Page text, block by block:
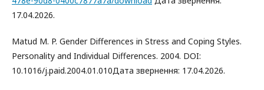
17.04.2026.
Matud M. P. Gender Differences in Stress and Coping Styles.
Personality and Individual Differences. 2004. DOI:
10.1016/j.paid.2004.01.010Дата звернення: 17.04.2026.